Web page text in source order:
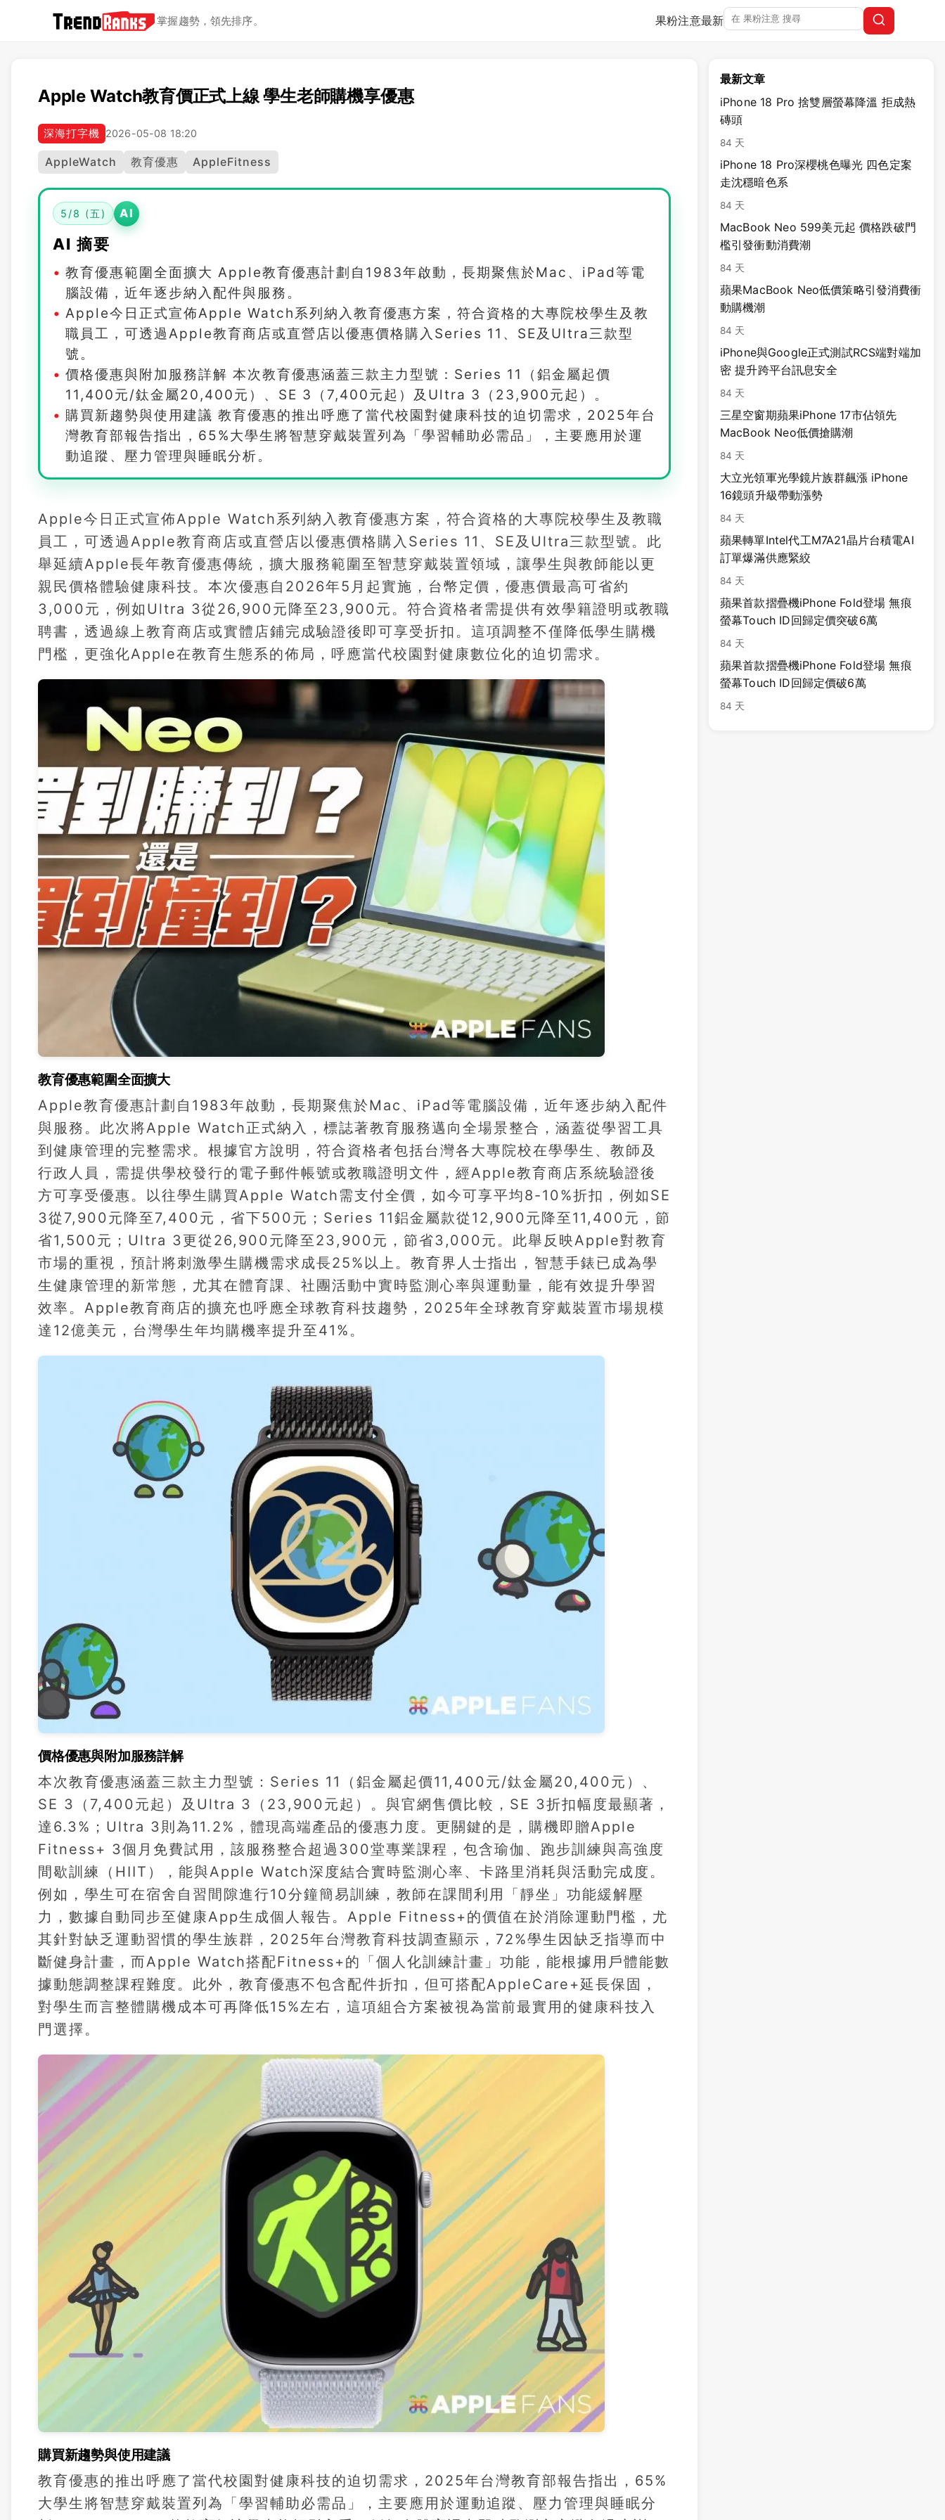
掌握趨勢，領先排序。 果粉注意最新
Apple Watch教育價正式上線 學生老師購機享優惠
深海打字機 2026-05-08 18:20
AppleWatch 教育優惠 AppleFitness
5/8 (五) AI
AI 摘要
教育優惠範圍全面擴大 Apple教育優惠計劃自1983年啟動，長期聚焦於Mac、iPad等電
腦設備，近年逐步納入配件與服務。
Apple今日正式宣佈Apple Watch系列納入教育優惠方案，符合資格的大專院校學生及教
職員工，可透過Apple教育商店或直營店以優惠價格購入Series 11、SE及Ultra三款型
號。
價格優惠與附加服務詳解 本次教育優惠涵蓋三款主力型號：Series 11（鋁金屬起價
11,400元/鈦金屬20,400元）、SE 3（7,400元起）及Ultra 3（23,900元起）。
購買新趨勢與使用建議 教育優惠的推出呼應了當代校園對健康科技的迫切需求，2025年台
灣教育部報告指出，65%大學生將智慧穿戴裝置列為「學習輔助必需品」，主要應用於運
動追蹤、壓力管理與睡眠分析。
Apple今日正式宣佈Apple Watch系列納入教育優惠方案，符合資格的大專院校學生及教職
員工，可透過Apple教育商店或直營店以優惠價格購入Series 11、SE及Ultra三款型號。此
舉延續Apple長年教育優惠傳統，擴大服務範圍至智慧穿戴裝置領域，讓學生與教師能以更
親民價格體驗健康科技。本次優惠自2026年5月起實施，台幣定價，優惠價最高可省約
3,000元，例如Ultra 3從26,900元降至23,900元。符合資格者需提供有效學籍證明或教職
聘書，透過線上教育商店或實體店鋪完成驗證後即可享受折扣。這項調整不僅降低學生購機
門檻，更強化Apple在教育生態系的佈局，呼應當代校園對健康數位化的迫切需求。
教育優惠範圍全面擴大
Apple教育優惠計劃自1983年啟動，長期聚焦於Mac、iPad等電腦設備，近年逐步納入配件
與服務。此次將Apple Watch正式納入，標誌著教育服務邁向全場景整合，涵蓋從學習工具
到健康管理的完整需求。根據官方說明，符合資格者包括台灣各大專院校在學學生、教師及
行政人員，需提供學校發行的電子郵件帳號或教職證明文件，經Apple教育商店系統驗證後
方可享受優惠。以往學生購買Apple Watch需支付全價，如今可享平均8-10%折扣，例如SE
3從7,900元降至7,400元，省下500元；Series 11鋁金屬款從12,900元降至11,400元，節
省1,500元；Ultra 3更從26,900元降至23,900元，節省3,000元。此舉反映Apple對教育
市場的重視，預計將刺激學生購機需求成長25%以上。教育界人士指出，智慧手錶已成為學
生健康管理的新常態，尤其在體育課、社團活動中實時監測心率與運動量，能有效提升學習
效率。Apple教育商店的擴充也呼應全球教育科技趨勢，2025年全球教育穿戴裝置市場規模
達12億美元，台灣學生年均購機率提升至41%。
價格優惠與附加服務詳解
本次教育優惠涵蓋三款主力型號：Series 11（鋁金屬起價11,400元/鈦金屬20,400元）、
SE 3（7,400元起）及Ultra 3（23,900元起）。與官網售價比較，SE 3折扣幅度最顯著，
達6.3%；Ultra 3則為11.2%，體現高端產品的優惠力度。更關鍵的是，購機即贈Apple
Fitness+ 3個月免費試用，該服務整合超過300堂專業課程，包含瑜伽、跑步訓練與高強度
間歇訓練（HIIT），能與Apple Watch深度結合實時監測心率、卡路里消耗與活動完成度。
例如，學生可在宿舍自習間隙進行10分鐘簡易訓練，教師在課間利用「靜坐」功能緩解壓
力，數據自動同步至健康App生成個人報告。Apple Fitness+的價值在於消除運動門檻，尤
其針對缺乏運動習慣的學生族群，2025年台灣教育科技調查顯示，72%學生因缺乏指導而中
斷健身計畫，而Apple Watch搭配Fitness+的「個人化訓練計畫」功能，能根據用戶體能數
據動態調整課程難度。此外，教育優惠不包含配件折扣，但可搭配AppleCare+延長保固，
對學生而言整體購機成本可再降低15%左右，這項組合方案被視為當前最實用的健康科技入
門選擇。
購買新趨勢與使用建議
教育優惠的推出呼應了當代校園對健康科技的迫切需求，2025年台灣教育部報告指出，65%
大學生將智慧穿戴裝置列為「學習輔助必需品」，主要應用於運動追蹤、壓力管理與睡眠分
最新文章
iPhone 18 Pro 捨雙層螢幕降溫 拒成熱
磚頭
84 天
iPhone 18 Pro深櫻桃色曝光 四色定案
走沈穩暗色系
84 天
MacBook Neo 599美元起 價格跌破門
檻引發衝動消費潮
84 天
蘋果MacBook Neo低價策略引發消費衝
動購機潮
84 天
iPhone與Google正式測試RCS端對端加
密 提升跨平台訊息安全
84 天
三星空窗期蘋果iPhone 17市佔領先
MacBook Neo低價搶購潮
84 天
大立光領軍光學鏡片族群飆漲 iPhone
16鏡頭升級帶動漲勢
84 天
蘋果轉單Intel代工M7A21晶片台積電AI
訂單爆滿供應緊絞
84 天
蘋果首款摺疊機iPhone Fold登場 無痕
螢幕Touch ID回歸定價突破6萬
84 天
蘋果首款摺疊機iPhone Fold登場 無痕
螢幕Touch ID回歸定價破6萬
84 天